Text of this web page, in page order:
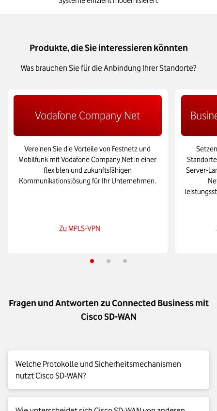
Produkte, die Sie interessieren könnten
Was brauchen Sie für die Anbindung Ihrer Standorte?
Vodafone Company Net
Vereinen Sie die Vorteile von Festnetz und
Mobilfunk mit Vodafone Company Net in einer
flexiblen und zukunftsfähigen
Kommunikationslösung für Ihr Unternehmen.
Zu MPLS-VPN
Server-
Fragen und Antworten zu Connected Business mit
Cisco SD-WAN
Welche Protokolle und Sicherheitsmechanismen
nutzt Cisco SD-WAN?
Cisco SD-WAN nutzt eine Kombination aus sicheren